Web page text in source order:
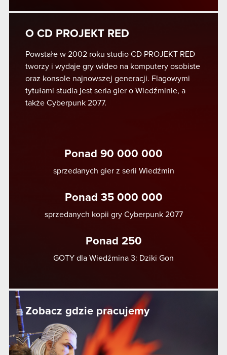
O CD PROJEKT RED
Powstałe w 2002 roku studio CD PROJEKT RED
tworzy i wydaje gry wideo na komputery osobiste
oraz konsole najnowszej generacji. Flagowymi
tytułami studia jest seria gier o Wiedźminie, a
także Cyberpunk 2077.
Ponad 90 000 000
sprzedanych gier z serii Wiedźmin
Ponad 35 000 000
sprzedanych kopii gry Cyberpunk 2077
Ponad 250
GOTY dla Wiedźmina 3: Dziki Gon
Zobacz gdzie pracujemy